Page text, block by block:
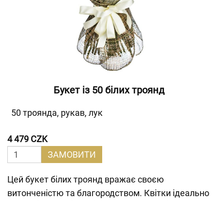
Букет із 50 білих троянд
50 троянда, рукав, лук
4 479 CZK
ЗАМОВИТИ
Цей букет білих троянд вражає своєю
витонченістю та благородством. Квітки ідеально